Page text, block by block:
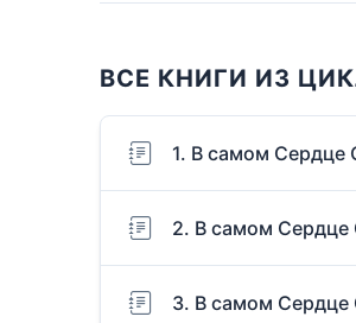
ВСЕ КНИГИ ИЗ
1. В самом Сердце
2. В самом Сердце
3. В самом Сердце